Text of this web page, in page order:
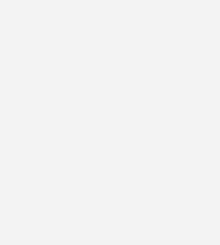
für staub­frei­es